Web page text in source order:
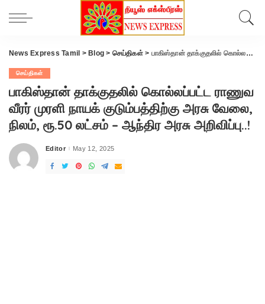
News Express Tamil > Blog > செய்திகள்> பாகிஸ்தான் தாக்குதலில் கொல்லப்பட்ட ராணுவ வீரர் முரளி நாயக் குடும்பத்திற்கு அரசு வேலை, நிலம், ரூ.50 லட்சம் – ஆந்திர அரசு அறிவிப்பு..!
செய்திகள்
பாகிஸ்தான் தாக்குதலில் கொல்லப்பட்ட ராணுவ
வீரர் முரளி நாயக் குடும்பத்திற்கு அரசு வேலை,
நிலம், ரூ.50 லட்சம் – ஆந்திர அரசு அறிவிப்பு..!
Posted
Editor May 12, 2025